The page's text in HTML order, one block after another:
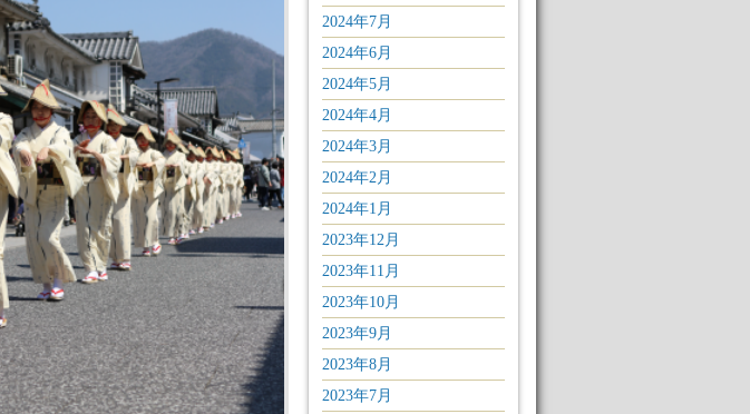
2024年7月
2024年6月
2024年5月
2024年4月
2024年3月
2024年2月
2024年1月
2023年12月
2023年11月
2023年10月
2023年9月
2023年8月
2023年7月